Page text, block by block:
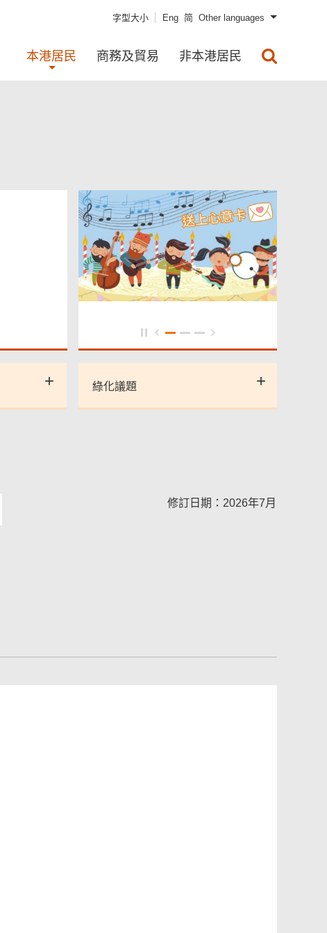
字型大小 Eng 简 Other languages
本港居民 商務及貿易 非本港居民
綠化議題
修訂日期：2026年7月